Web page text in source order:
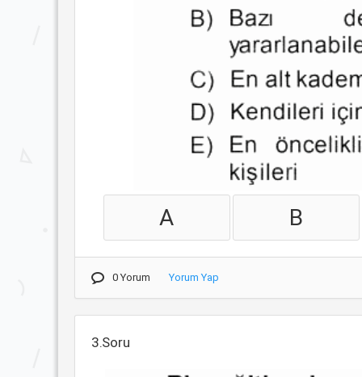
A B
0 Yorum Yorum Yap
3.Soru